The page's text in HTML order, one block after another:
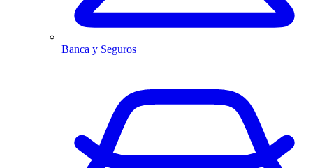
Banca y Seguros